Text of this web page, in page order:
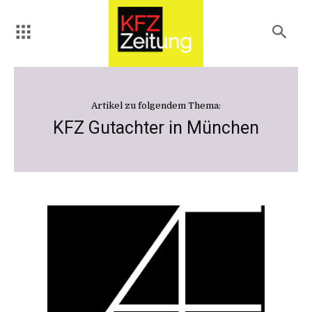
Artikel zu folgendem Thema:
KFZ Gutachter in München